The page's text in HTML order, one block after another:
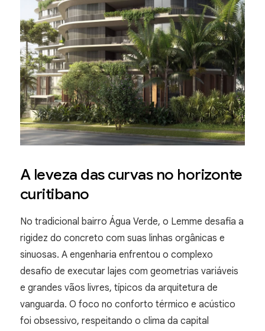
A leveza das curvas no horizonte
curitibano
No tradicional bairro Água Verde, o Lemme desafia a
rigidez do concreto com suas linhas orgânicas e
sinuosas. A engenharia enfrentou o complexo
desafio de executar lajes com geometrias variáveis
e grandes vãos livres, típicos da arquitetura de
vanguarda. O foco no conforto térmico e acústico
foi obsessivo, respeitando o clima da capital